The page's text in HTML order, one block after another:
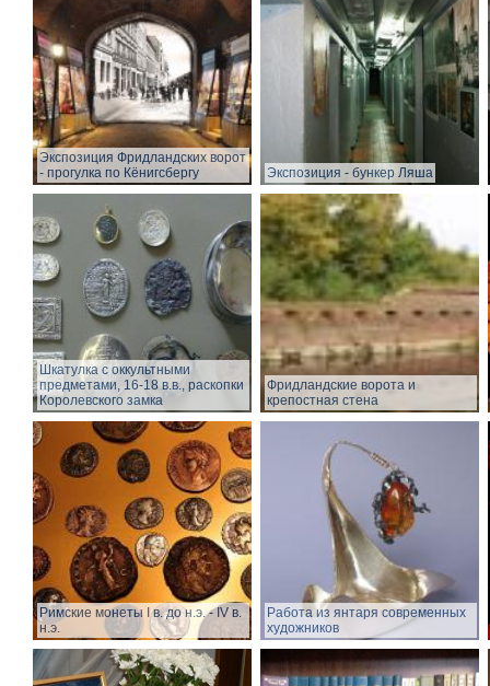
Экспозиция Фридландских ворот
- прогулка по Кёнигсбергу
Экспозиция - бункер Ляша
Шкатулка с оккультными
предметами, 16-18 в.в., раскопки
Королевского замка
Фридландские ворота и
крепостная стена
Римские монеты I в. до н.э. - IV в.
н.э.
Работа из янтаря современных
художников